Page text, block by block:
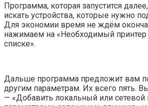
Программа, которая запустится
искать устройства, которые нужно
Для экономии время не ждём
нажимаем на «Необходимый принтер
списке».
Дальше программа предложит вам
другим параметрам. Их всего пять.
— «Добавить локальный или сетевой